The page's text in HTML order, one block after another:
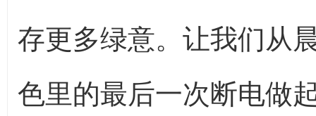
存更多绿意。让我们从
色里的最后一次断电做